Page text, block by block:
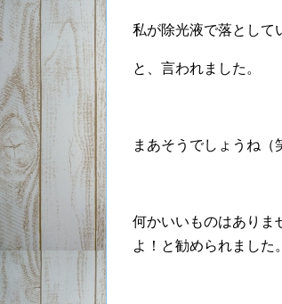
私が除光液で落として
と、言われました。
まあそうでしょうね（
何かいいものはありま
よ！と勧められました。